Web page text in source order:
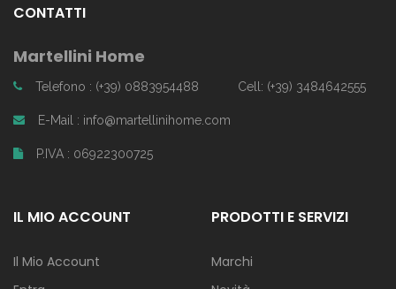
CONTATTI
Martellini Home
Telefono : (+39) 0883954488 Cell: (+39) 3484642555
E-Mail : info@martellinihome.com
P.IVA : 06922300725
IL MIO ACCOUNT
Il Mio Account
PRODOTTI E SERVIZI
Marchi